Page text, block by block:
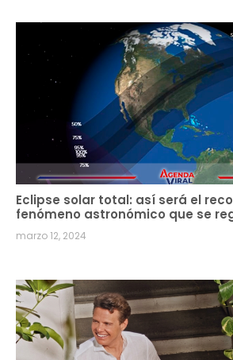
Eclipse solar total: así será el
fenómeno astronómico que se
marzo 12, 2024